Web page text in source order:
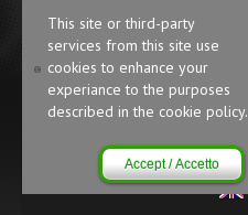
This site or third-party
services from this site use
cookies to enhance your
experiance to the purposes
described in the cookie policy.
Accept / Accetto